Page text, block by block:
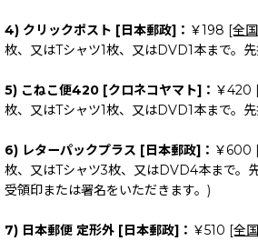
4) クリックポスト [日本郵政]： ￥198 [全
枚、又はTシャツ1枚、又はDVD1本まで。
5) こねこ便420 [クロネコヤマト]： ￥420
枚、又はTシャツ1枚、又はDVD1本まで。
6) レターパックプラス [日本郵政]： ￥600
枚、又はTシャツ3枚、又はDVD4本まで。
受領印または署名をいただきます。)
7) 日本郵便 定形外 [日本郵政]： ￥510 [全